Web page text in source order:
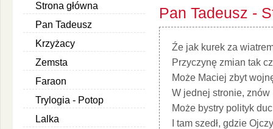
Strona główna
Pan Tadeusz
Krzyżacy
Zemsta
Faraon
Trylogia - Potop
Lalka
Pan Tadeusz -
Źe jak kurek za
Przyczynę zmian tak
Może Maciej zbyt
W jednej stronie, znów
Może bystry polityk
I tam szedł, gdzie